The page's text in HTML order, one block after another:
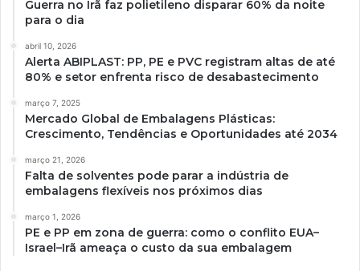
Guerra no Irã faz polietileno disparar 60% da noite
para o dia
abril 10, 2026
Alerta ABIPLAST: PP, PE e PVC registram altas de até
80% e setor enfrenta risco de desabastecimento
março 7, 2025
Mercado Global de Embalagens Plásticas:
Crescimento, Tendências e Oportunidades até 2034
março 21, 2026
Falta de solventes pode parar a indústria de
embalagens flexíveis nos próximos dias
março 1, 2026
PE e PP em zona de guerra: como o conflito EUA–
Israel–Irã ameaça o custo da sua embalagem